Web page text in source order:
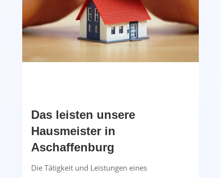
Das leisten unsere
Hausmeister in
Aschaffenburg
Die Tätigkeit und Leistungen eines